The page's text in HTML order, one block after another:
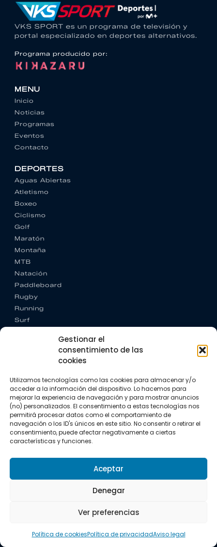
Gestionar el
consentimiento de las
cookies
Utilizamos tecnologías como las cookies para almacenar y/o
acceder a la información del dispositivo. Lo hacemos para
mejorar la experiencia de navegación y para mostrar anuncios
(no) personalizados. El consentimiento a estas tecnologías nos
permitirá procesar datos como el comportamiento de
navegación o los ID's únicos en este sitio. No consentir o retirar el
consentimiento, puede afectar negativamente a ciertas
características y funciones.
Aceptar
Denegar
Ver preferencias
Política de cookiesPolítica de privacidadAviso legal
VKS SPORT es un programa de televisión y
portal especializado en deportes alternativos.
Programa producido por:
MENU
Inicio
Noticias
Programas
Eventos
Contacto
DEPORTES
Aguas Abiertas
Atletismo
Boxeo
Ciclismo
Golf
Maratón
Montaña
MTB
Natación
Paddleboard
Rugby
Running
Surf
CONTACTO
+34 662 342 177
info@vkssport.com
SÍGUENOS
Política de privacidad
Política de cookies
Todos los derechos resevados.